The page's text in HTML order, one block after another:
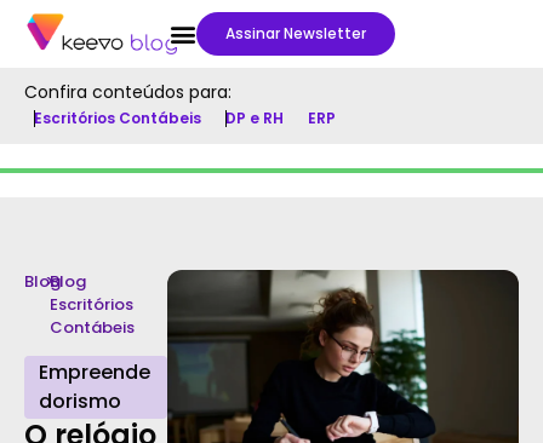
Assinar Newsletter
Confira conteúdos para:
Escritórios Contábeis DP e RH ERP
Blog
>Blog
Escritórios
Contábeis
Empreende
dorismo